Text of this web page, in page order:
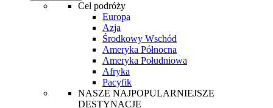
Cel podróży
Europa
Azja
Środkowy Wschód
Ameryka Północna
Ameryka Południowa
Afryka
Pacyfik
NASZE NAJPOPULARNIEJSZE
DESTYNACJE